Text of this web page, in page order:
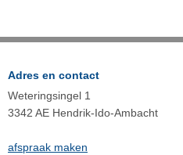
Adres en contact
Weteringsingel 1
3342 AE Hendrik-Ido-Ambacht
afspraak maken